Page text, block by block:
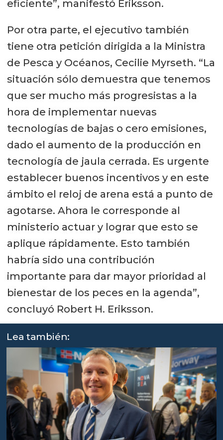
eficiente”, manifestó Eriksson.
Por otra parte, el ejecutivo también
tiene otra petición dirigida a la Ministra
de Pesca y Océanos, Cecilie Myrseth. “La
situación sólo demuestra que tenemos
que ser mucho más progresistas a la
hora de implementar nuevas
tecnologías de bajas o cero emisiones,
dado el aumento de la producción en
tecnología de jaula cerrada. Es urgente
establecer buenos incentivos y en este
ámbito el reloj de arena está a punto de
agotarse. Ahora le corresponde al
ministerio actuar y lograr que esto se
aplique rápidamente. Esto también
habría sido una contribución
importante para dar mayor prioridad al
bienestar de los peces en la agenda”,
concluyó Robert H. Eriksson.
Lea también: